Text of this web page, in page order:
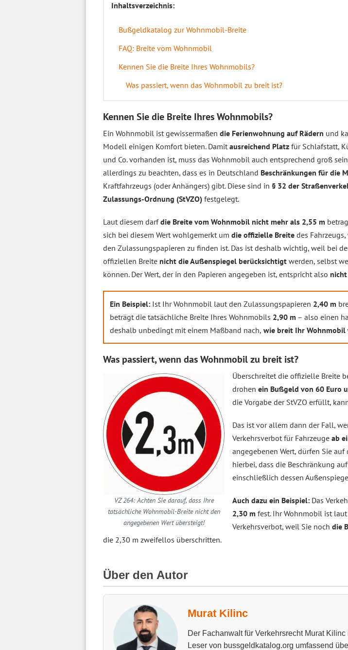
Inhaltsverzeichnis:
Bußgeldkatalog zur Wohnmobil-Breite
FAQ: Breite vom Wohnmobil
Kennen Sie die Breite Ihres Wohnmobils?
Was passiert, wenn das Wohnmobil zu breit ist?
Kennen Sie die Breite Ihres Wohnmobils?
Ein Wohnmobil ist gewissermaßen die Ferienwohnung auf Rädern und
Modell einigen Komfort bieten. Damit ausreichend Platz für Schlafstatt,
und Co. vorhanden ist, muss das Wohnmobil auch entsprechend groß
allerdings zu beachten, dass es in Deutschland Beschränkungen für die
Kraftfahrzeugs (oder Anhängers) gibt. Diese sind in § 32 der
Zulassungs-Ordnung (StVZO) festgelegt.
Laut diesem darfdie Breite vom Wohnmobil nicht mehr als 2,55 m
sich bei diesem Wert wohlgemerkt um die offizielle Breite des
den Zulassungspapieren zu finden ist. Das ist deshalb wichtig, weil bei
offiziellen Breite nicht die Außenspiegel berücksichtigt werden, selbst
können. Der Wert, der in den Papieren angegeben ist, entspricht also
Ein Beispiel: Ist Ihr Wohnmobil laut den Zulassungspapieren 2,40 m
beträgt die tatsächliche Breite Ihres Wohnmobils 2,90 m – also einen
deshalb unbedingt mit einem Maßband nach, wie breit Ihr
Was passiert, wenn das Wohnmobil zu breit ist?
VZ 264: Achten Sie darauf, dass Ihre
tatsächliche Wohnmobil-Breite nicht den
angegebenen Wert übersteigt!
Überschreitet die offizielle Breite
drohen ein Bußgeld von 60 Euro
die Vorgabe der StVZO erfüllt,
Das ist vor allem dann der Fall,
Verkehrsverbot für Fahrzeuge ab
angegebenen Wert, dürfen Sie auf
hierbei, dass die Beschränkung
einschließlich dessen
Auch dazu ein Beispiel: Das
2,30 m fest. Ihr Wohnmobil ist
Verkehrsverbot, weil Sie noch die
die 2,30 m zweifellos überschritten.
Über den Autor
Murat Kilinc
Der Fachanwalt für Verkehrsrecht Murat
Leser von bussgeldkatalog.org umfassend